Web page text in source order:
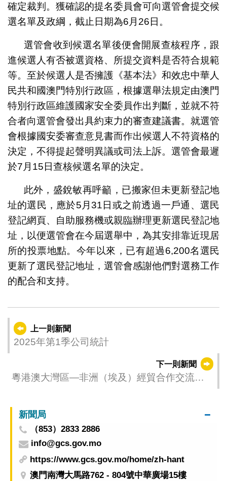
確定裁判。獲確認的提名委員會可向選管會提交候
選名單及政綱，截止日期為6月26日。
選管會收到候選名單後便會開展查核程序，跟
進候選人有否被選資格、所提交資料是否符合規範
等。至於候選人是否擁護《基本法》和效忠中華人
民共和國澳門特別行政區，根據選舉法規定由澳門
特別行政區維護國家安全委員作出判斷，並就不符
合者向選管會發出具約束力的審查建議書。就選管
會根據國安委審查意見書而作出候選人不符資格的
決定，不得提起聲明異議或司法上訴。選管會最遲
於7月15日查核候選名單的決定。
此外，盛銳敏再呼籲，已搬家但未更新登記地
址的選民，應於5月31日或之前透過一戶通、選民
登記網頁、自助服務機或親臨辦理更新選民登記地
址，以便選管會在今屆選舉中，為其安排靠近現居
所的投票地點。今年以來，已有超過6,200名選民
更新了選民登記地址，選管會感謝他們對選務工作
的配合和支持。
上一則新聞
2025年第1季公司統計
下一則新聞
粵港澳大灣區—非洲（埃及）經貿合作交流會
議
新聞局
（853）2833 2886
info@gcs.gov.mo
https://www.gcs.gov.mo/home/zh-hant
澳門南灣大馬路762 - 804號中華廣場15樓